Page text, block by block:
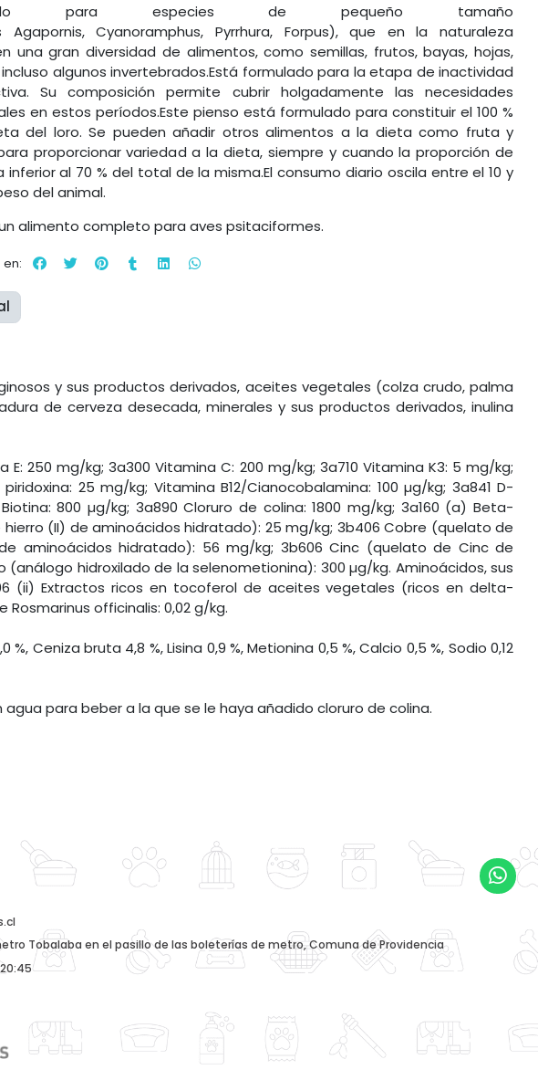
para especies de pequeño tamaño
Agapornis, Cyanoramphus, Pyrrhura, Forpus), que en la naturaleza
una gran diversidad de alimentos, como semillas, frutos, bayas, hojas,
algunos invertebrados.Está formulado para la etapa de inactividad
Su composición permite cubrir holgadamente las necesidades
en estos períodos.Este pienso está formulado para constituir el 100 %
del loro. Se pueden añadir otros alimentos a la dieta como fruta y
proporcionar variedad a la dieta, siempre y cuando la proporción de
inferior al 70 % del total de la misma.El consumo diario oscila entre el 10 y
del animal.
alimento completo para aves psitaciformes.
y sus productos derivados, aceites vegetales (colza crudo, palma
de cerveza desecada, minerales y sus productos derivados, inulina
E: 250 mg/kg; 3a300 Vitamina C: 200 mg/kg; 3a710 Vitamina K3: 5 mg/kg;
25 mg/kg; Vitamina B12/Cianocobalamina: 100 µg/kg; 3a841 D-
800 µg/kg; 3a890 Cloruro de colina: 1800 mg/kg; 3a160 (a) Beta-
(II) de aminoácidos hidratado): 25 mg/kg; 3b406 Cobre (quelato de
aminoácidos hidratado): 56 mg/kg; 3b606 Cinc (quelato de Cinc de
hidroxilado de la selenometionina): 300 µg/kg. Aminoácidos, sus
(ii) Extractos ricos en tocoferol de aceites vegetales (ricos en delta-
Rosmarinus officinalis: 0,02 g/kg.
%, Ceniza bruta 4,8 %, Lisina 0,9 %, Metionina 0,5 %, Calcio 0,5 %, Sodio 0,12
agua para beber a la que se le haya añadido cloruro de colina.
Tobalaba en el pasillo de las boleterías de metro, Comuna de Providencia